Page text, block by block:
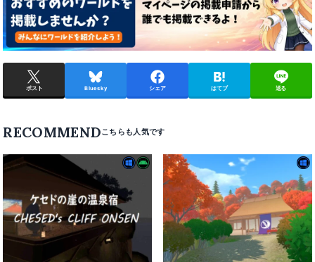
ポスト Bluesky シェア はてブ 送る
RECOMMEND